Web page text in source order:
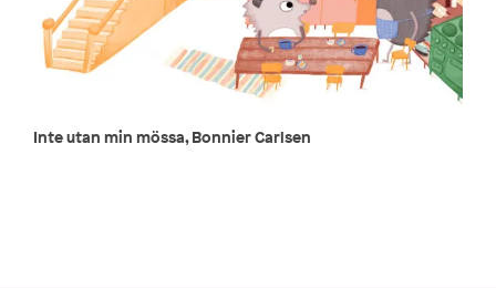
Inte utan min mössa, Bonnier Carlsen